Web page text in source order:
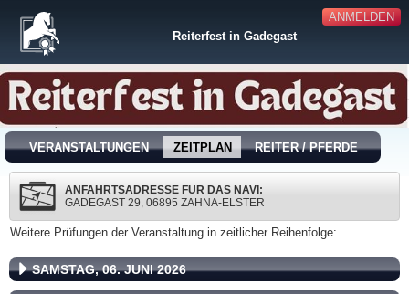
ANMELDEN
Reiterfest in Gadegast
VERANSTALTUNGEN ZEITPLAN REITER / PFERDE
ANFAHRTSADRESSE FÜR DAS NAVI:
GADEGAST 29, 06895 ZAHNA-ELSTER
Weitere Prüfungen der Veranstaltung in zeitlicher Reihenfolge:
SAMSTAG, 06. JUNI 2026